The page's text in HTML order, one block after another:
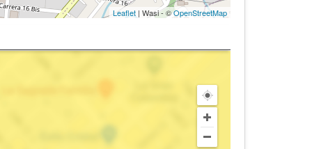
Leaflet| Wasi - ©OpenStreetMap